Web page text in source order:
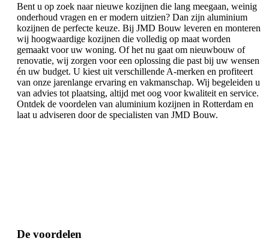
Bent u op zoek naar nieuwe kozijnen die lang meegaan, weinig
onderhoud vragen en er modern uitzien? Dan zijn aluminium
kozijnen de perfecte keuze. Bij JMD Bouw leveren en monteren
wij hoogwaardige kozijnen die volledig op maat worden
gemaakt voor uw woning. Of het nu gaat om nieuwbouw of
renovatie, wij zorgen voor een oplossing die past bij uw wensen
én uw budget. U kiest uit verschillende A-merken en profiteert
van onze jarenlange ervaring en vakmanschap. Wij begeleiden u
van advies tot plaatsing, altijd met oog voor kwaliteit en service.
Ontdek de voordelen van aluminium kozijnen in Rotterdam en
laat u adviseren door de specialisten van JMD Bouw.
De voordelen